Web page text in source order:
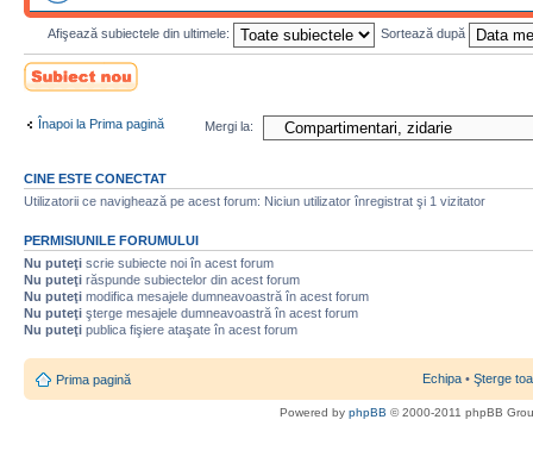
Afişează subiectele din ultimele: Sortează după
Scrie un subiect
nou
Înapoi la Prima pagină Mergi la:
CINE ESTE CONECTAT
Utilizatorii ce navighează pe acest forum: Niciun utilizator înregistrat şi 1 vizitator
PERMISIUNILE FORUMULUI
Nu puteţi scrie subiecte noi în acest forum
Nu puteţi răspunde subiectelor din acest forum
Nu puteţi modifica mesajele dumneavoastră în acest forum
Nu puteţi şterge mesajele dumneavoastră în acest forum
Nu puteţi publica fişiere ataşate în acest forum
Prima pagină Echipa • Şterge
Powered by phpBB © 2000-2011 phpBB